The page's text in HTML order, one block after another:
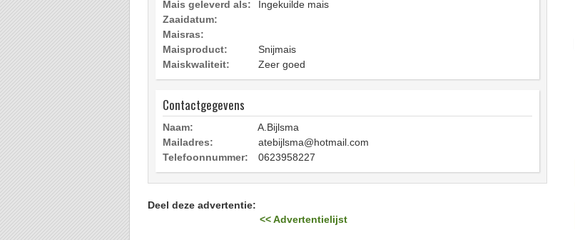
Mais geleverd als:
Ingekuilde mais
Zaaidatum:
Maisras:
Maisproduct:
Snijmais
Maiskwaliteit:
Zeer goed
Contactgegevens
Naam:
A.Bijlsma
Mailadres:
atebijlsma@hotmail.com
Telefoonnummer:
0623958227
Deel deze advertentie:
<< Advertentielijst